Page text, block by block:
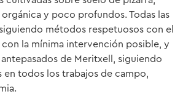
orgánica y poco profundos. Todas las
métodos respetuosos con el
la mínima intervención posible, y
de Meritxell, siguiendo
en todos los trabajos de campo,